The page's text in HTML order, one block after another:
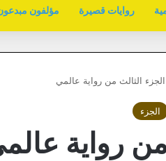
روايات قصيرة مؤلفون
الجزء الثالث من رواية عالمي
الجزء
رواية